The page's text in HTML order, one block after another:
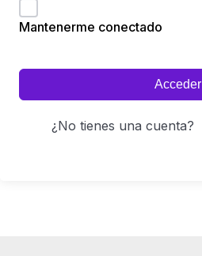
Mantenerme conectado
Acceder
¿No tienes una cuenta?